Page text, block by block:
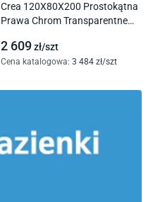
Crea 120X80X200 Prostokątna
Prawa Chrom Transparentne
2 609zł/szt
Cena katalogowa: 3 484 zł/szt